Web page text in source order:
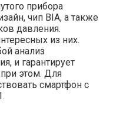
прибора
чип BIA, а также
давления.
из них.
анализ
и гарантирует
этом. Для
смартфон с